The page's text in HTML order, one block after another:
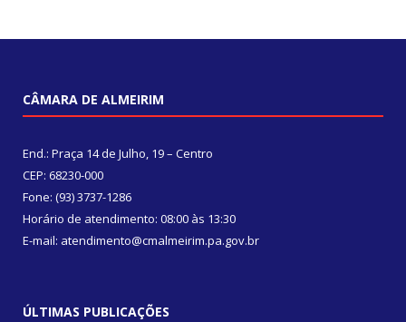
CÂMARA DE ALMEIRIM
End.: Praça 14 de Julho, 19 – Centro
CEP: 68230-000
Fone: (93) 3737-1286
Horário de atendimento: 08:00 às 13:30
E-mail: atendimento@cmalmeirim.pa.gov.br
ÚLTIMAS PUBLICAÇÕES